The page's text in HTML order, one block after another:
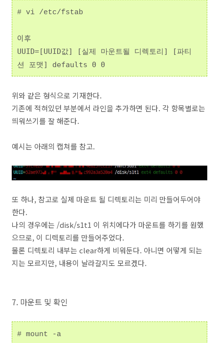
# vi /etc/fstab
이후
UUID=[UUID값] [실제 마운트될 디렉토리] [파티
션 포맷] defaults 0 0
위와 같은 형식으로 기재한다.
기존에 적혀있던 부분에서 라인을 추가하면 된다. 각 항목별로는
띄워쓰기를 잘 해준다.
예시는 아래의 캡쳐를 참고.
또 하나, 참고로 실제 마운트 될 디렉토리는 미리 만들어두어야
한다.
나의 경우에는 /disk/s1t1 이 위치에다가 마운트를 하기를 원했
으므로, 이 디렉토리를 만들어주었다.
물론 디렉토리 내부는 clear하게 비워둔다. 아니면 어떻게 되는
지는 모르지만, 내용이 날라갈지도 모르겠다.
7. 마운트 및 확인
# mount -a